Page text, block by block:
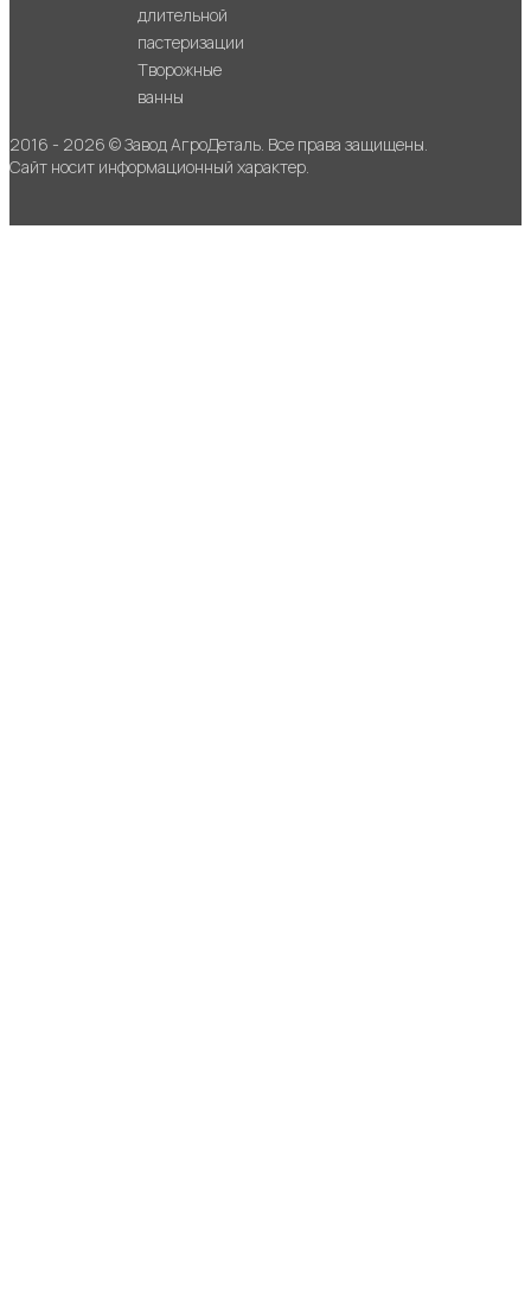
длительной
пастеризации
Творожные
ванны
2016 - 2026 © Завод АгроДеталь. Все права защищены.
Сайт носит информационный характер.